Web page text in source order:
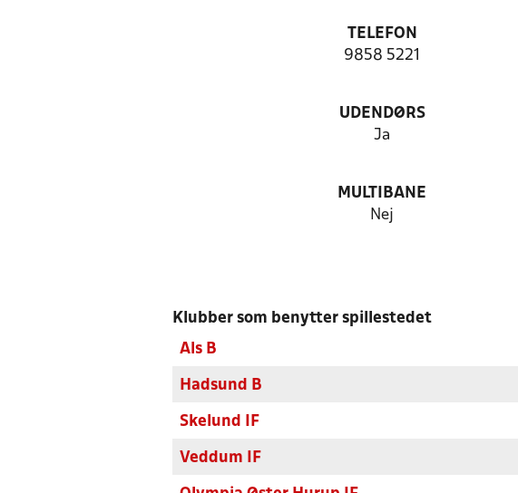
TELEFON
9858 5221
UDENDØRS
Ja
MULTIBANE
Nej
Klubber som benytter spillestedet
Als B
Hadsund B
Skelund IF
Veddum IF